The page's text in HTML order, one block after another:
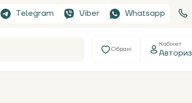
Telegram Viber Whatsapp
Обрані
Кабінет